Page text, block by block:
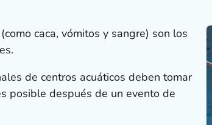
caca, vómitos y sangre) son los
de centros acuáticos deben tomar
posible después de un evento de